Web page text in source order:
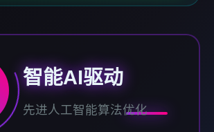
智能AI驱动
先进人工智能算法优化